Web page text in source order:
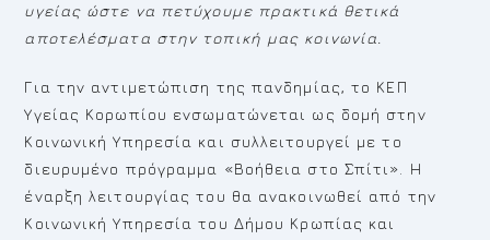
υγείας ώστε να πετύχουμε πρακτικά θετικά
αποτελέσματα στην τοπική μας κοινωνία.
Για την αντιμετώπιση της πανδημίας, το ΚΕΠ
Υγείας Κορωπίου ενσωματώνεται ως δομή στην
Κοινωνική Υπηρεσία και συλλειτουργεί με το
διευρυμένο πρόγραμμα «Βοήθεια στο Σπίτι». Η
έναρξη λειτουργίας του θα ανακοινωθεί από την
Κοινωνική Υπηρεσία του Δήμου Κρωπίας και